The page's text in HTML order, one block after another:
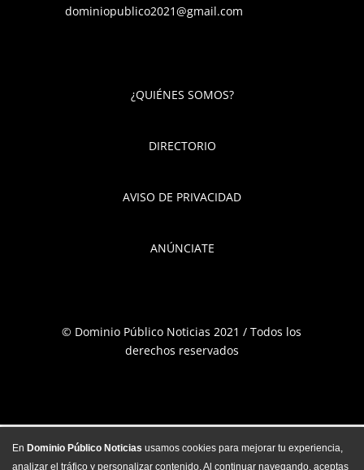
dominiopublico2021@gmail.com
¿QUIÉNES SOMOS?
DIRECTORIO
AVISO DE PRIVACIDAD
ANÚNCIATE
© Dominio Público Noticias 2021 / Todos los
derechos reservados
En Dominio Público Noticias usamos cookies para mejorar tu experiencia,
analizar el tráfico y personalizar contenido. Al continuar navegando, aceptas